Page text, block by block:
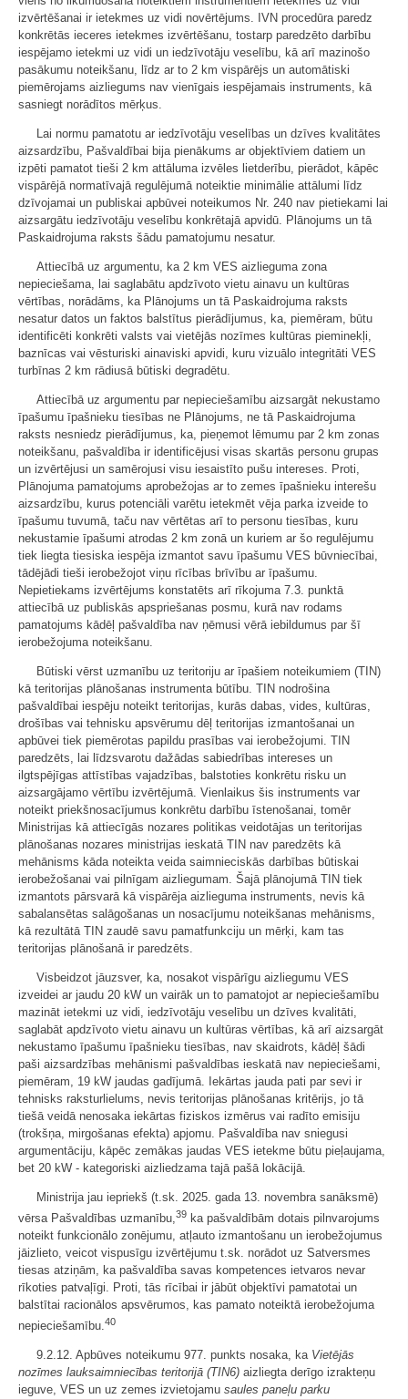
izvērtēšanai ir ietekmes uz vidi novērtējums. IVN procedūra paredz
konkrētās ieceres ietekmes izvērtēšanu, tostarp paredzēto darbību
iespējamo ietekmi uz vidi un iedzīvotāju veselību, kā arī mazinošo
pasākumu noteikšanu, līdz ar to 2 km vispārējs un automātiski
piemērojams aizliegums nav vienīgais iespējamais instruments, kā
sasniegt norādītos mērķus.
Lai normu pamatotu ar iedzīvotāju veselības un dzīves kvalitātes
aizsardzību, Pašvaldībai bija pienākums ar objektīviem datiem un
izpēti pamatot tieši 2 km attāluma izvēles lietderību, pierādot, kāpēc
vispārējā normatīvajā regulējumā noteiktie minimālie attālumi līdz
dzīvojamai un publiskai apbūvei noteikumos Nr. 240 nav pietiekami lai
aizsargātu iedzīvotāju veselību konkrētajā apvidū. Plānojums un tā
Paskaidrojuma raksts šādu pamatojumu nesatur.
Attiecībā uz argumentu, ka 2 km VES aizlieguma zona
nepieciešama, lai saglabātu apdzīvoto vietu ainavu un kultūras
vērtības, norādāms, ka Plānojums un tā Paskaidrojuma raksts
nesatur datos un faktos balstītus pierādījumus, ka, piemēram, būtu
identificēti konkrēti valsts vai vietējās nozīmes kultūras pieminekļi,
baznīcas vai vēsturiski ainaviski apvidi, kuru vizuālo integritāti VES
turbīnas 2 km rādiusā būtiski degradētu.
Attiecībā uz argumentu par nepieciešamību aizsargāt nekustamo
īpašumu īpašnieku tiesības ne Plānojums, ne tā Paskaidrojuma
raksts nesniedz pierādījumus, ka, pieņemot lēmumu par 2 km zonas
noteikšanu, pašvaldība ir identificējusi visas skartās personu grupas
un izvērtējusi un samērojusi visu iesaistīto pušu intereses. Proti,
Plānojuma pamatojums aprobežojas ar to zemes īpašnieku interešu
aizsardzību, kurus potenciāli varētu ietekmēt vēja parka izveide to
īpašumu tuvumā, taču nav vērtētas arī to personu tiesības, kuru
nekustamie īpašumi atrodas 2 km zonā un kuriem ar šo regulējumu
tiek liegta tiesiska iespēja izmantot savu īpašumu VES būvniecībai,
tādējādi tieši ierobežojot viņu rīcības brīvību ar īpašumu.
Nepietiekams izvērtējums konstatēts arī rīkojuma 7.3. punktā
attiecībā uz publiskās apspriešanas posmu, kurā nav rodams
pamatojums kādēļ pašvaldība nav ņēmusi vērā iebildumus par šī
ierobežojuma noteikšanu.
Būtiski vērst uzmanību uz teritoriju ar īpašiem noteikumiem (TIN)
kā teritorijas plānošanas instrumenta būtību. TIN nodrošina
pašvaldībai iespēju noteikt teritorijas, kurās dabas, vides, kultūras,
drošības vai tehnisku apsvērumu dēļ teritorijas izmantošanai un
apbūvei tiek piemērotas papildu prasības vai ierobežojumi. TIN
paredzēts, lai līdzsvarotu dažādas sabiedrības intereses un
ilgtspējīgas attīstības vajadzības, balstoties konkrētu risku un
aizsargājamo vērtību izvērtējumā. Vienlaikus šis instruments var
noteikt priekšnosacījumus konkrētu darbību īstenošanai, tomēr
Ministrijas kā attiecīgās nozares politikas veidotājas un teritorijas
plānošanas nozares ministrijas ieskatā TIN nav paredzēts kā
mehānisms kāda noteikta veida saimnieciskās darbības būtiskai
ierobežošanai vai pilnīgam aizliegumam. Šajā plānojumā TIN tiek
izmantots pārsvarā kā vispārēja aizlieguma instruments, nevis kā
sabalansētas salāgošanas un nosacījumu noteikšanas mehānisms,
kā rezultātā TIN zaudē savu pamatfunkciju un mērķi, kam tas
teritorijas plānošanā ir paredzēts.
Visbeidzot jāuzsver, ka, nosakot vispārīgu aizliegumu VES
izveidei ar jaudu 20 kW un vairāk un to pamatojot ar nepieciešamību
mazināt ietekmi uz vidi, iedzīvotāju veselību un dzīves kvalitāti,
saglabāt apdzīvoto vietu ainavu un kultūras vērtības, kā arī aizsargāt
nekustamo īpašumu īpašnieku tiesības, nav skaidrots, kādēļ šādi
paši aizsardzības mehānismi pašvaldības ieskatā nav nepieciešami,
piemēram, 19 kW jaudas gadījumā. Iekārtas jauda pati par sevi ir
tehnisks raksturlielums, nevis teritorijas plānošanas kritērijs, jo tā
tiešā veidā nenosaka iekārtas fiziskos izmērus vai radīto emisiju
(trokšņa, mirgošanas efekta) apjomu. Pašvaldība nav sniegusi
argumentāciju, kāpēc zemākas jaudas VES ietekme būtu pieļaujama,
bet 20 kW - kategoriski aizliedzama tajā pašā lokācijā.
Ministrija jau iepriekš (t.sk. 2025. gada 13. novembra sanāksmē)
vērsa Pašvaldības uzmanību,39 ka pašvaldībām dotais pilnvarojums
noteikt funkcionālo zonējumu, atļauto izmantošanu un ierobežojumus
jāizlieto, veicot vispusīgu izvērtējumu t.sk. norādot uz Satversmes
tiesas atziņām, ka pašvaldība savas kompetences ietvaros nevar
rīkoties patvaļīgi. Proti, tās rīcībai ir jābūt objektīvi pamatotai un
balstītai racionālos apsvērumos, kas pamato noteiktā ierobežojuma
nepieciešamību.40
9.2.12. Apbūves noteikumu 977. punkts nosaka, ka Vietējās
nozīmes lauksaimniecības teritorijā (TIN6) aizliegta derīgo izrakteņu
ieguve, VES un uz zemes izvietojamu saules paneļu parku